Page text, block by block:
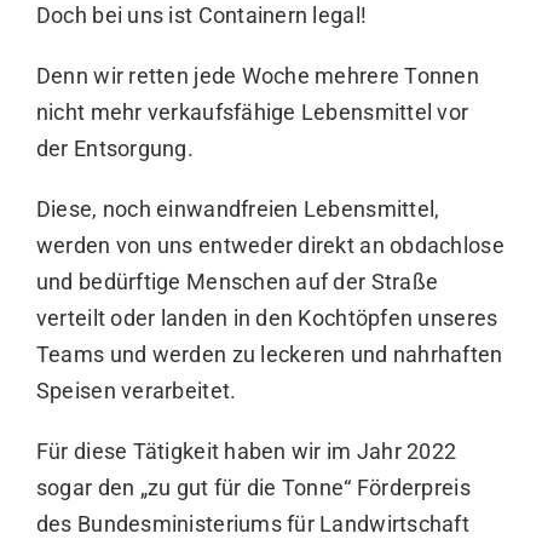
Doch bei uns ist Containern legal!
Denn wir retten jede Woche mehrere Tonnen
nicht mehr verkaufsfähige Lebensmittel vor
der Entsorgung.
Diese, noch einwandfreien Lebensmittel,
werden von uns entweder direkt an obdachlose
und bedürftige Menschen auf der Straße
verteilt oder landen in den Kochtöpfen unseres
Teams und werden zu leckeren und nahrhaften
Speisen verarbeitet.
Für diese Tätigkeit haben wir im Jahr 2022
sogar den „zu gut für die Tonne“ Förderpreis
des Bundesministeriums für Landwirtschaft